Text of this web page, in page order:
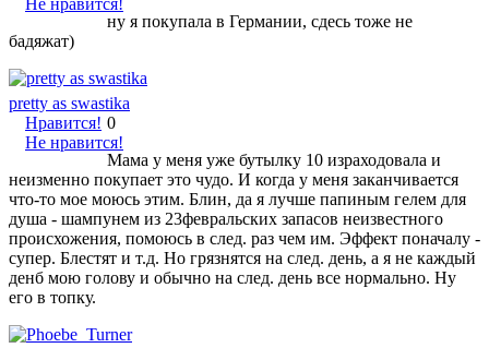
ну я покупала в Германии, сдесь тоже не
бадяжат)
pretty as swastika
Нравится!
Не нравится!
0
Мама у меня уже бутылку 10 израходовала и
неизменно покупает это чудо. И когда у меня заканчивается
что-то мое моюсь этим. Блин, да я лучше папиным гелем для
душа - шампунем из 23февральских запасов неизвестного
происхожения, помоюсь в след. раз чем им. Эффект поначалу -
супер. Блестят и т.д. Но грязнятся на след. день, а я не каждый
денб мою голову и обычно на след. день все нормально. Ну
его в топку.